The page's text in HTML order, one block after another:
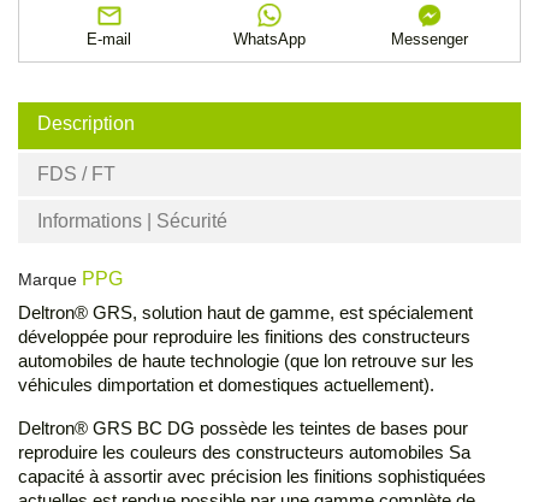
E-mail WhatsApp Messenger
Description
FDS / FT
Informations | Sécurité
Marque PPG
Deltron® GRS, solution haut de gamme, est spécialement
développée pour reproduire les finitions des constructeurs
automobiles de haute technologie (que lon retrouve sur les
véhicules dimportation et domestiques actuellement).
Deltron® GRS BC DG possède les teintes de bases pour
reproduire les couleurs des constructeurs automobiles Sa
capacité à assortir avec précision les finitions sophistiquées